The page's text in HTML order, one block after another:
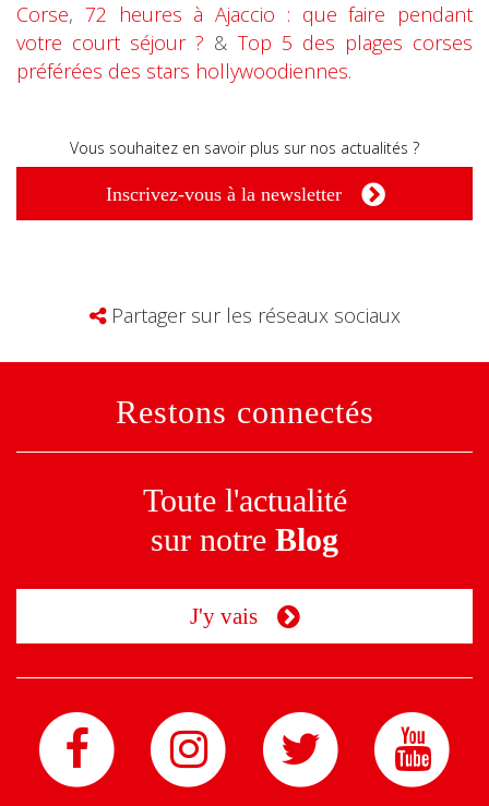
Corse, 72 heures à Ajaccio : que faire pendant
votre court séjour ? & Top 5 des plages corses
préférées des stars hollywoodiennes.
Vous souhaitez en savoir plus sur nos actualités ?
Inscrivez-vous à la newsletter
Partager sur les réseaux sociaux
Restons connectés
Toute l'actualité
sur notre Blog
J'y vais